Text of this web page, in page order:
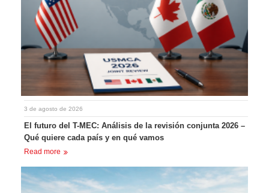
3 de agosto de 2026
El futuro del T-MEC: Análisis de la revisión conjunta 2026 –
Qué quiere cada país y en qué vamos
Read more